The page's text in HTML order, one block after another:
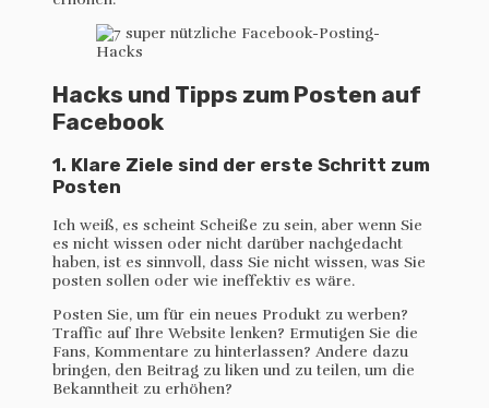
Hacks und Tipps zum Posten auf
Facebook
1. Klare Ziele sind der erste Schritt zum
Posten
Ich weiß, es scheint Scheiße zu sein, aber wenn Sie
es nicht wissen oder nicht darüber nachgedacht
haben, ist es sinnvoll, dass Sie nicht wissen, was Sie
posten sollen oder wie ineffektiv es wäre.
Posten Sie, um für ein neues Produkt zu werben?
Traffic auf Ihre Website lenken? Ermutigen Sie die
Fans, Kommentare zu hinterlassen? Andere dazu
bringen, den Beitrag zu liken und zu teilen, um die
Bekanntheit zu erhöhen?